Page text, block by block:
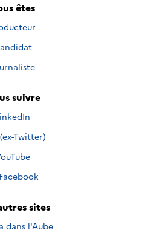
êtes
suivre
suivre sur
suivre sur
Twitter)
suivre sur
Nous suivre sur
Facebook
sites
dans l'Aube